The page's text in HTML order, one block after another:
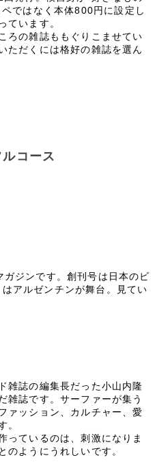
ではなく本体800円に設定し
ています。
ろの雑誌ももぐりこませてい
ただくには格好の雑誌を選ん
コース
ジンです。創刊号は日本のビ
アルゼンチンが舞台。見てい
雑誌の編集長だった小山内隆
雑誌です。サーファーが集う
ァッション、カルチャー、愛
。
っているのは、刺激になりま
のようにうれしいです。